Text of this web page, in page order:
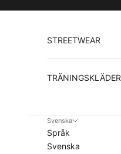
STREETWEAR
TRÄNINGSKLÄDER
Svenska
Språk
Svenska